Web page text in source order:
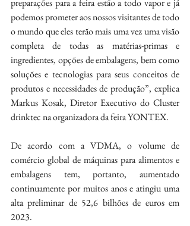
preparações para a feira estão a todo vapor e já
podemos prometer aos nossos visitantes de todo
o mundo que eles terão mais uma vez uma visão
completa de todas as matérias-primas e
ingredientes, opções de embalagens, bem como
soluções e tecnologias para seus conceitos de
produtos e necessidades de produção”, explica
Markus Kosak, Diretor Executivo do Cluster
drinktec na organizadora da feira YONTEX.
De acordo com a VDMA, o volume de
comércio global de máquinas para alimentos e
embalagens tem, portanto, aumentado
continuamente por muitos anos e atingiu uma
alta preliminar de 52,6 bilhões de euros em
2023.